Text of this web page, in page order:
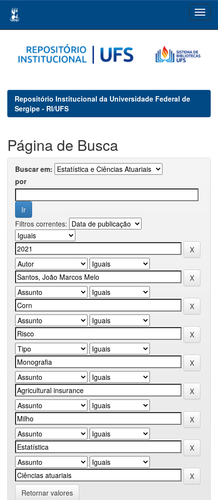
navigation
Repositório Institucional da Universidade Federal de
Sergipe - RI/UFS
Página de Busca
Buscar em:
por
Filtros correntes:
Retornar valores